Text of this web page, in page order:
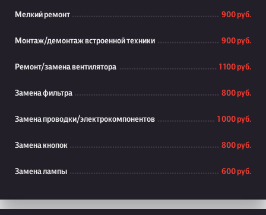
Мелкий ремонт 900 руб.
Монтаж/демонтаж встроенной техники 900 руб.
Ремонт/замена вентилятора 1 100 руб.
Замена фильтра 800 руб.
Замена проводки/электрокомпонентов 1 000 руб.
Замена кнопок 800 руб.
Замена лампы 600 руб.